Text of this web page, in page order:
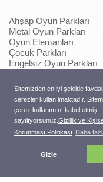
Sitemizden en iyi şekilde
çerezler kullanılmaktadır.
çerez kullanımını kabul etmiş
sayılıyorsunuz. Gizlilik ve
Korunması Politikası Daha
Gizle
Ahşap Oyun Parkları
Metal Oyun Parkları
Oyun Elemanları
Çocuk Parkları
Engelsiz Oyun Parkları
Oyun Elemanları
Metal Konstrüksiyonlu
Ahşap Konstrüksiyonlu
Macera Serisi Ürünleri
Trambolinler
Pergole